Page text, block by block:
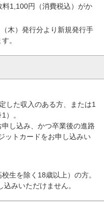
1,100円（消費税込）がか
木）発行分より新規発行手
。
した収入のある方、または1
）。
し込み、かつ卒業後の進路
ットカードをお申し込みい
生を除く18歳以上）の方。
みいただけません。